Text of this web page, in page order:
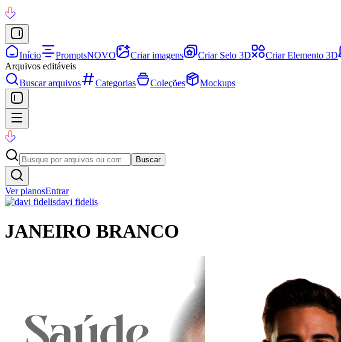
Início PromptsNOVO Criar imagens Criar Selo 3D Criar Elemento 3D
Arquivos editáveis
Buscar arquivos
Categorias Coleções Mockups
Buscar
Ver planosEntrar
davi fidelis
JANEIRO BRANCO